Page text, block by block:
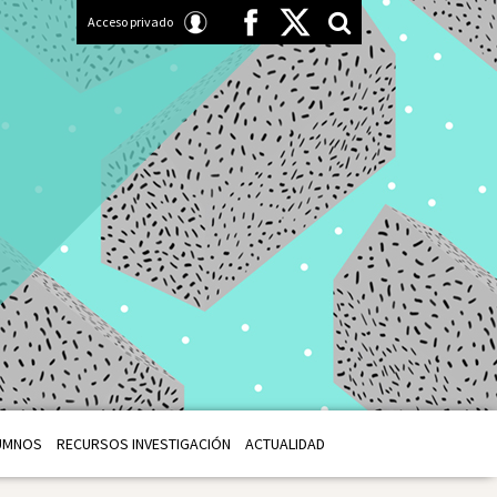
Acceso privado
RECURSOS INVESTIGACIÓN ACTUALIDAD